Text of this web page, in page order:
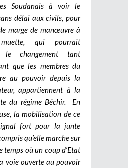
Soudanais à voir le
délai aux civils, pour
marge de manœuvre à
qui pourrait
le changement tant
que les membres du
au pouvoir depuis la
appartiennent à la
du régime Béchir. En
la mobilisation de ce
fort pour la junte
qu’elle marche sur
temps où un coup d’Etat
voie ouverte au pouvoir